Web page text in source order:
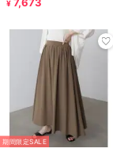
¥
期間限定SALE